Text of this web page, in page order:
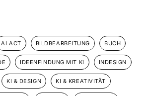
AI ACT BILDBEARBEITUNG BUCH
IDEENFINDUNG MIT KI INDESIGN
KI & DESIGN KI & KREATIVITÄT